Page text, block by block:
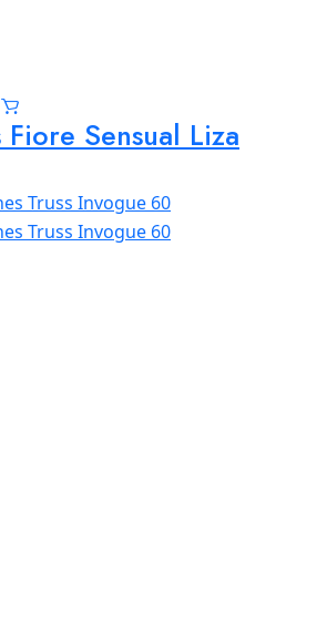
Sensual Liza